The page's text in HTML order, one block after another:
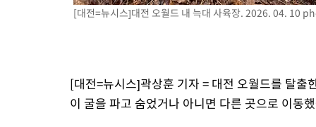
[대전=뉴시스]대전 오월드 내 늑대 사육장. 2026. 04. 10
[대전=뉴시스]곽상훈 기자 = 대전 오월드를 탈
이 굴을 파고 숨었거나 아니면 다른 곳으로 이동